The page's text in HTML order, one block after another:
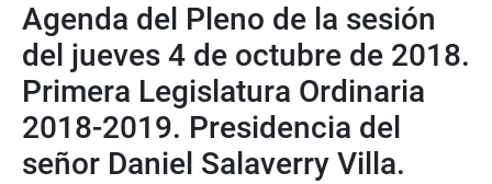
Agenda del Pleno de la sesión
del jueves 4 de octubre de 2018.
Primera Legislatura Ordinaria
2018-2019. Presidencia del
señor Daniel Salaverry Villa.